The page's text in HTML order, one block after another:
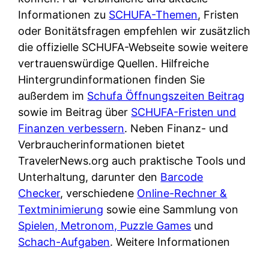
h
e
B
a
n
k
k
a
r
t
e
n
M
I
R
c
h
k
o
s
t
e
n
l
o
s
u
n
d
w
e
r
F
i
r
m
a
a
m
p
r
i
v
a
t
e
Informationen zu SCHUFA-Themen, Fristen
oder Bonitätsfragen empfehlen wir zusätzlich
die offizielle SCHUFA-Webseite sowie weitere
vertrauenswürdige Quellen. Hilfreiche
Hintergrundinformationen finden Sie
außerdem im Schufa Öffnungszeiten Beitrag
sowie im Beitrag über SCHUFA-Fristen und
Finanzen verbessern. Neben Finanz- und
Verbraucherinformationen bietet
TravelerNews.org auch praktische Tools und
Unterhaltung, darunter den Barcode
Checker, verschiedene Online-Rechner &
Textminimierung sowie eine Sammlung von
Spielen, Metronom, Puzzle Games und
Schach-Aufgaben. Weitere Informationen